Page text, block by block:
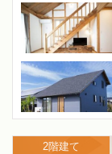
2階建て